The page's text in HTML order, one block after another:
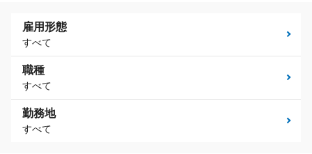
雇用形態
すべて
職種
すべて
勤務地
すべて